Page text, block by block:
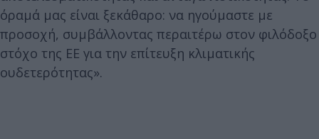
όραμά μας είναι ξεκάθαρο: να ηγούμαστε με
προσοχή, συμβάλλοντας περαιτέρω στον φιλόδοξο
στόχο της ΕΕ για την επίτευξη κλιματικής
ουδετερότητας».